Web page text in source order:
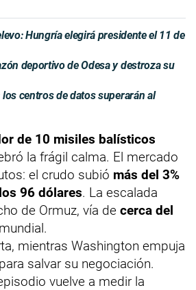
Hungría elegirá presidente el 11 de
deportivo de Odesa y destroza su
centros de datos superarán al
de 10 misiles balísticos
la frágil calma. El mercado
el crudo subió más del 3%
los 96 dólares. La escalada
de Ormuz, vía de cerca del
mientras Washington empuja
salvar su negociación.
vuelve a medir la